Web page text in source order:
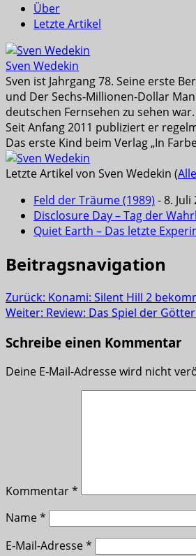
Über
Letzte Artikel
Sven Wedekin
Sven ist Jahrgang 78. Seine erste
und Der Sechs-Millionen-Dollar
deutschen Fernsehen zu sehen war.
Seit Anfang 2011 publiziert er
Das erste Kind beim Verlag „In
Letzte Artikel von Sven Wedekin (
Feld der Träume (1989) - 8. Juli
Disclosure Day – Tag der
Quiet Earth – Das letzte
Beitragsnavigation
Zurück: Konami: Silent Hill 2
Weiter: Review: Das Spiel der
Schreibe einen Kommentar
Deine E-Mail-Adresse wird nicht
Kommentar*
Name*
E-Mail-Adresse*